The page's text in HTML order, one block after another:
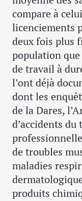
compare à
licenciements
deux fois plus
population que
de travail à
l’ont déjà
dont les
de la Dares,
d’accidents
de troubles
maladies
produits